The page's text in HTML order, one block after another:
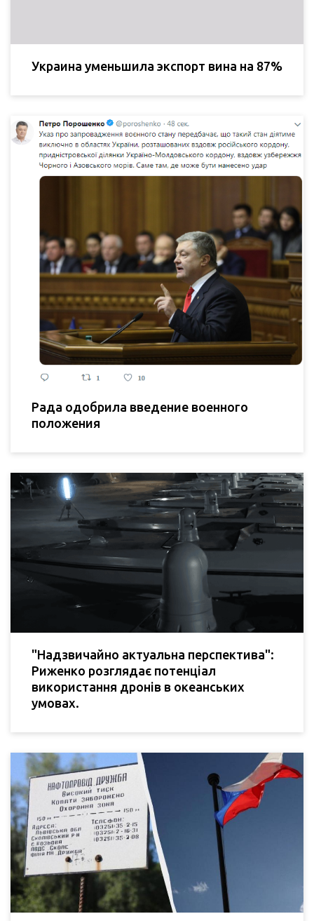
Украина уменьшила экспорт вина на 87%
Рада одобрила введение военного
положения
"Надзвичайно актуальна перспектива":
Риженко розглядає потенціал
використання дронів в океанських
умовах.